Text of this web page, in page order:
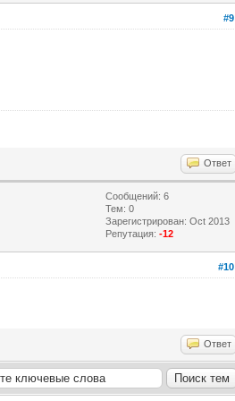
#9
Ответ
Сообщений: 6
Тем: 0
Зарегистрирован: Oct 2013
Репутация:-12
#10
Ответ